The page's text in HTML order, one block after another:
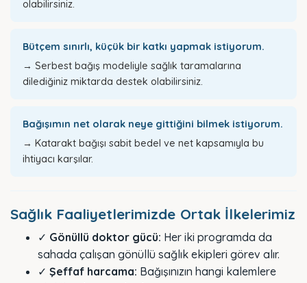
olabilirsiniz.
Bütçem sınırlı, küçük bir katkı yapmak istiyorum.
→ Serbest bağış modeliyle sağlık taramalarına
dilediğiniz miktarda destek olabilirsiniz.
Bağışımın net olarak neye gittiğini bilmek istiyorum.
→ Katarakt bağışı sabit bedel ve net kapsamıyla bu
ihtiyacı karşılar.
Sağlık Faaliyetlerimizde Ortak İlkelerimiz
✓ Gönüllü doktor gücü: Her iki programda da
sahada çalışan gönüllü sağlık ekipleri görev alır.
✓ Şeffaf harcama: Bağışınızın hangi kalemlere